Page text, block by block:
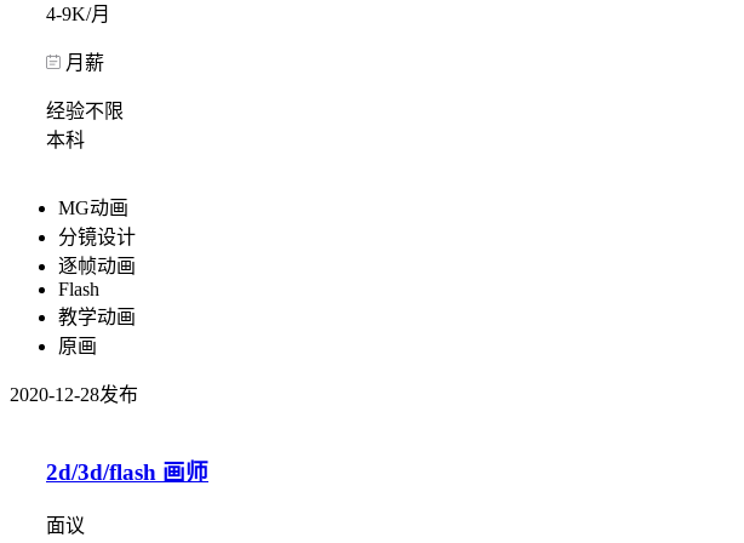
4-9K/月
月薪
经验不限
本科
MG动画
分镜设计
逐帧动画
Flash
教学动画
原画
2020-12-28发布
2d/3d/flash 画师
面议